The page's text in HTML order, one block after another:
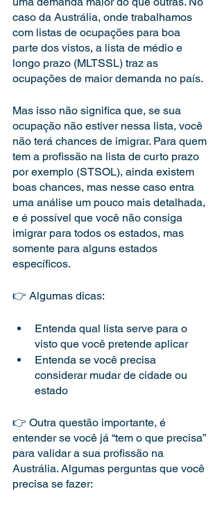
caso da Austrália, onde trabalhamos
com listas de ocupações para boa
parte dos vistos, a lista de médio e
longo prazo (MLTSSL) traz as
ocupações de maior demanda no país.
Mas isso não significa que, se sua
ocupação não estiver nessa lista, você
não terá chances de imigrar. Para quem
tem a profissão na lista de curto prazo
por exemplo (STSOL), ainda existem
boas chances, mas nesse caso entra
uma análise um pouco mais detalhada,
e é possível que você não consiga
imigrar para todos os estados, mas
somente para alguns estados
específicos.
👉 Algumas dicas:
Entenda qual lista serve para o
visto que você pretende aplicar
Entenda se você precisa
considerar mudar de cidade ou
estado
👉 Outra questão importante, é
entender se você já “tem o que precisa”
para validar a sua profissão na
Austrália. Algumas perguntas que você
precisa se fazer: